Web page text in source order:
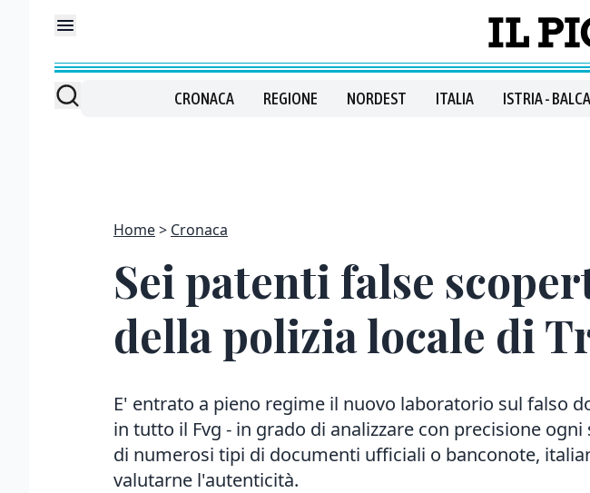
CRONACA REGIONE NORDEST ITALIA ISTRIA -
Home Cronaca
Sei patenti false
della polizia locale di
E' entrato a pieno regime il nuovo laboratorio sul falso
in tutto il Fvg - in grado di analizzare con precisione
di numerosi tipi di documenti ufficiali o banconote,
valutarne l'autenticità.